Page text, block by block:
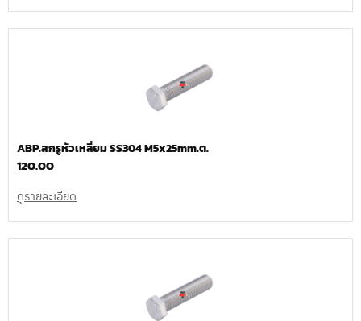
ABP.สกรูหัวเหลี่ยม SS304 M5x25mm.ต.
120.00
ดูรายละเอียด